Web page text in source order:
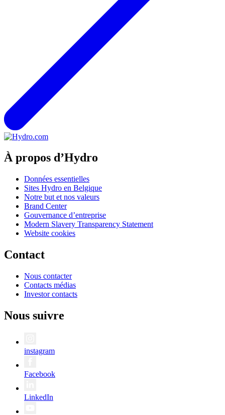
À propos d’Hydro
Données essentielles
Sites Hydro en Belgique
Notre but et nos valeurs
Brand Center
Gouvernance d’entreprise
Modern Slavery Transparency Statement
Website cookies
Contact
Nous contacter
Contacts médias
Investor contacts
Nous suivre
instagram
Facebook
LinkedIn